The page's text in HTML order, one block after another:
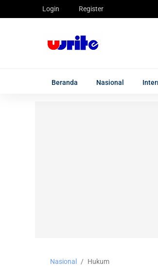
Login Register
Beranda Nasional
Nasional Hukum